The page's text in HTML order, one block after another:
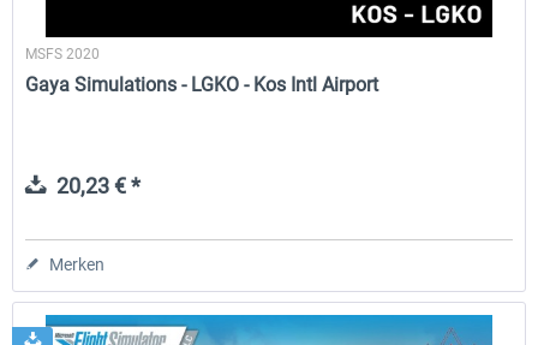
MSFS 2020
Gaya Simulations - LGKO - Kos Intl Airport
20,23 € *
Merken